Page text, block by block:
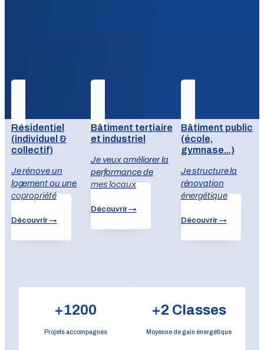
Un accompagnement adapté à votre
Résidentiel
(individuel &
collectif)
Je rénove un
logement ou une
copropriété
Découvrir →
Bâtiment tertiaire
et industriel
Je veux améliorer la
performance de
mes locaux
Découvrir →
Bâtiment public
(école,
gymnase...)
Je structure la
rénovation
énergétique
Découvrir →
+1200
Projets accompagnés
+2Classes
Moyenne de gain énergétique